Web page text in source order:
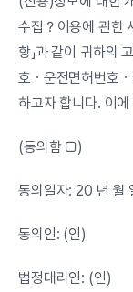
수집？이용에 관한
항」과 같이 귀하의
호ㆍ운전면허번호
하고자 합니다. 이
(동의함 □)
동의일자: 20 년 월
동의인: (인)
법정대리인: (인)